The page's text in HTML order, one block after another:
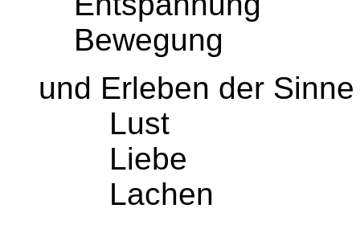
Bewegung
und Erleben der Sinne
Lust
Liebe
Lachen